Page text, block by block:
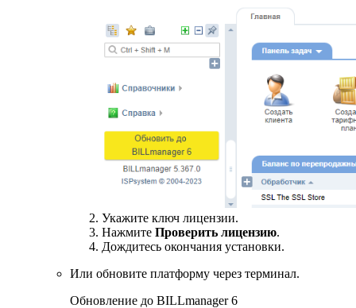
Укажите ключ лицензии.
Нажмите Проверить лицензию.
Дождитесь окончания установки.
Или обновите платформу через терминал.
Обновление до BILLmanager 6